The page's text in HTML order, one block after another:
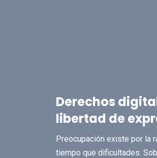
Derechos
libertad de
Preocupación existe por la
tiempo que dificultades.